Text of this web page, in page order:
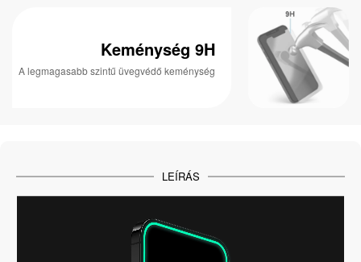
Keménység 9H
A legmagasabb szintű üvegvédő keménység
LEÍRÁS